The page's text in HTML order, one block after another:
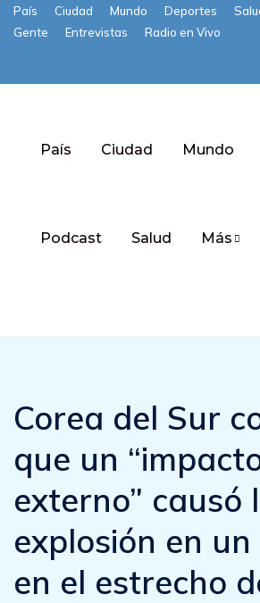
País Ciudad Mundo Deportes
Gente
Entrevistas Radio en Vivo
País Ciudad Mundo
Podcast Salud Más
Corea del Sur
que un
externo” causó
explosión en
en el estrecho